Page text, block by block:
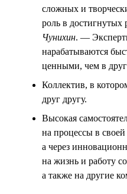
сложных и
роль в достигнутых
Чунихин. —
нарабатываются
ценными, чем в
Коллектив, в
друг другу.
Высокая
на процессы в
а через
на жизнь и работу
а также на другие